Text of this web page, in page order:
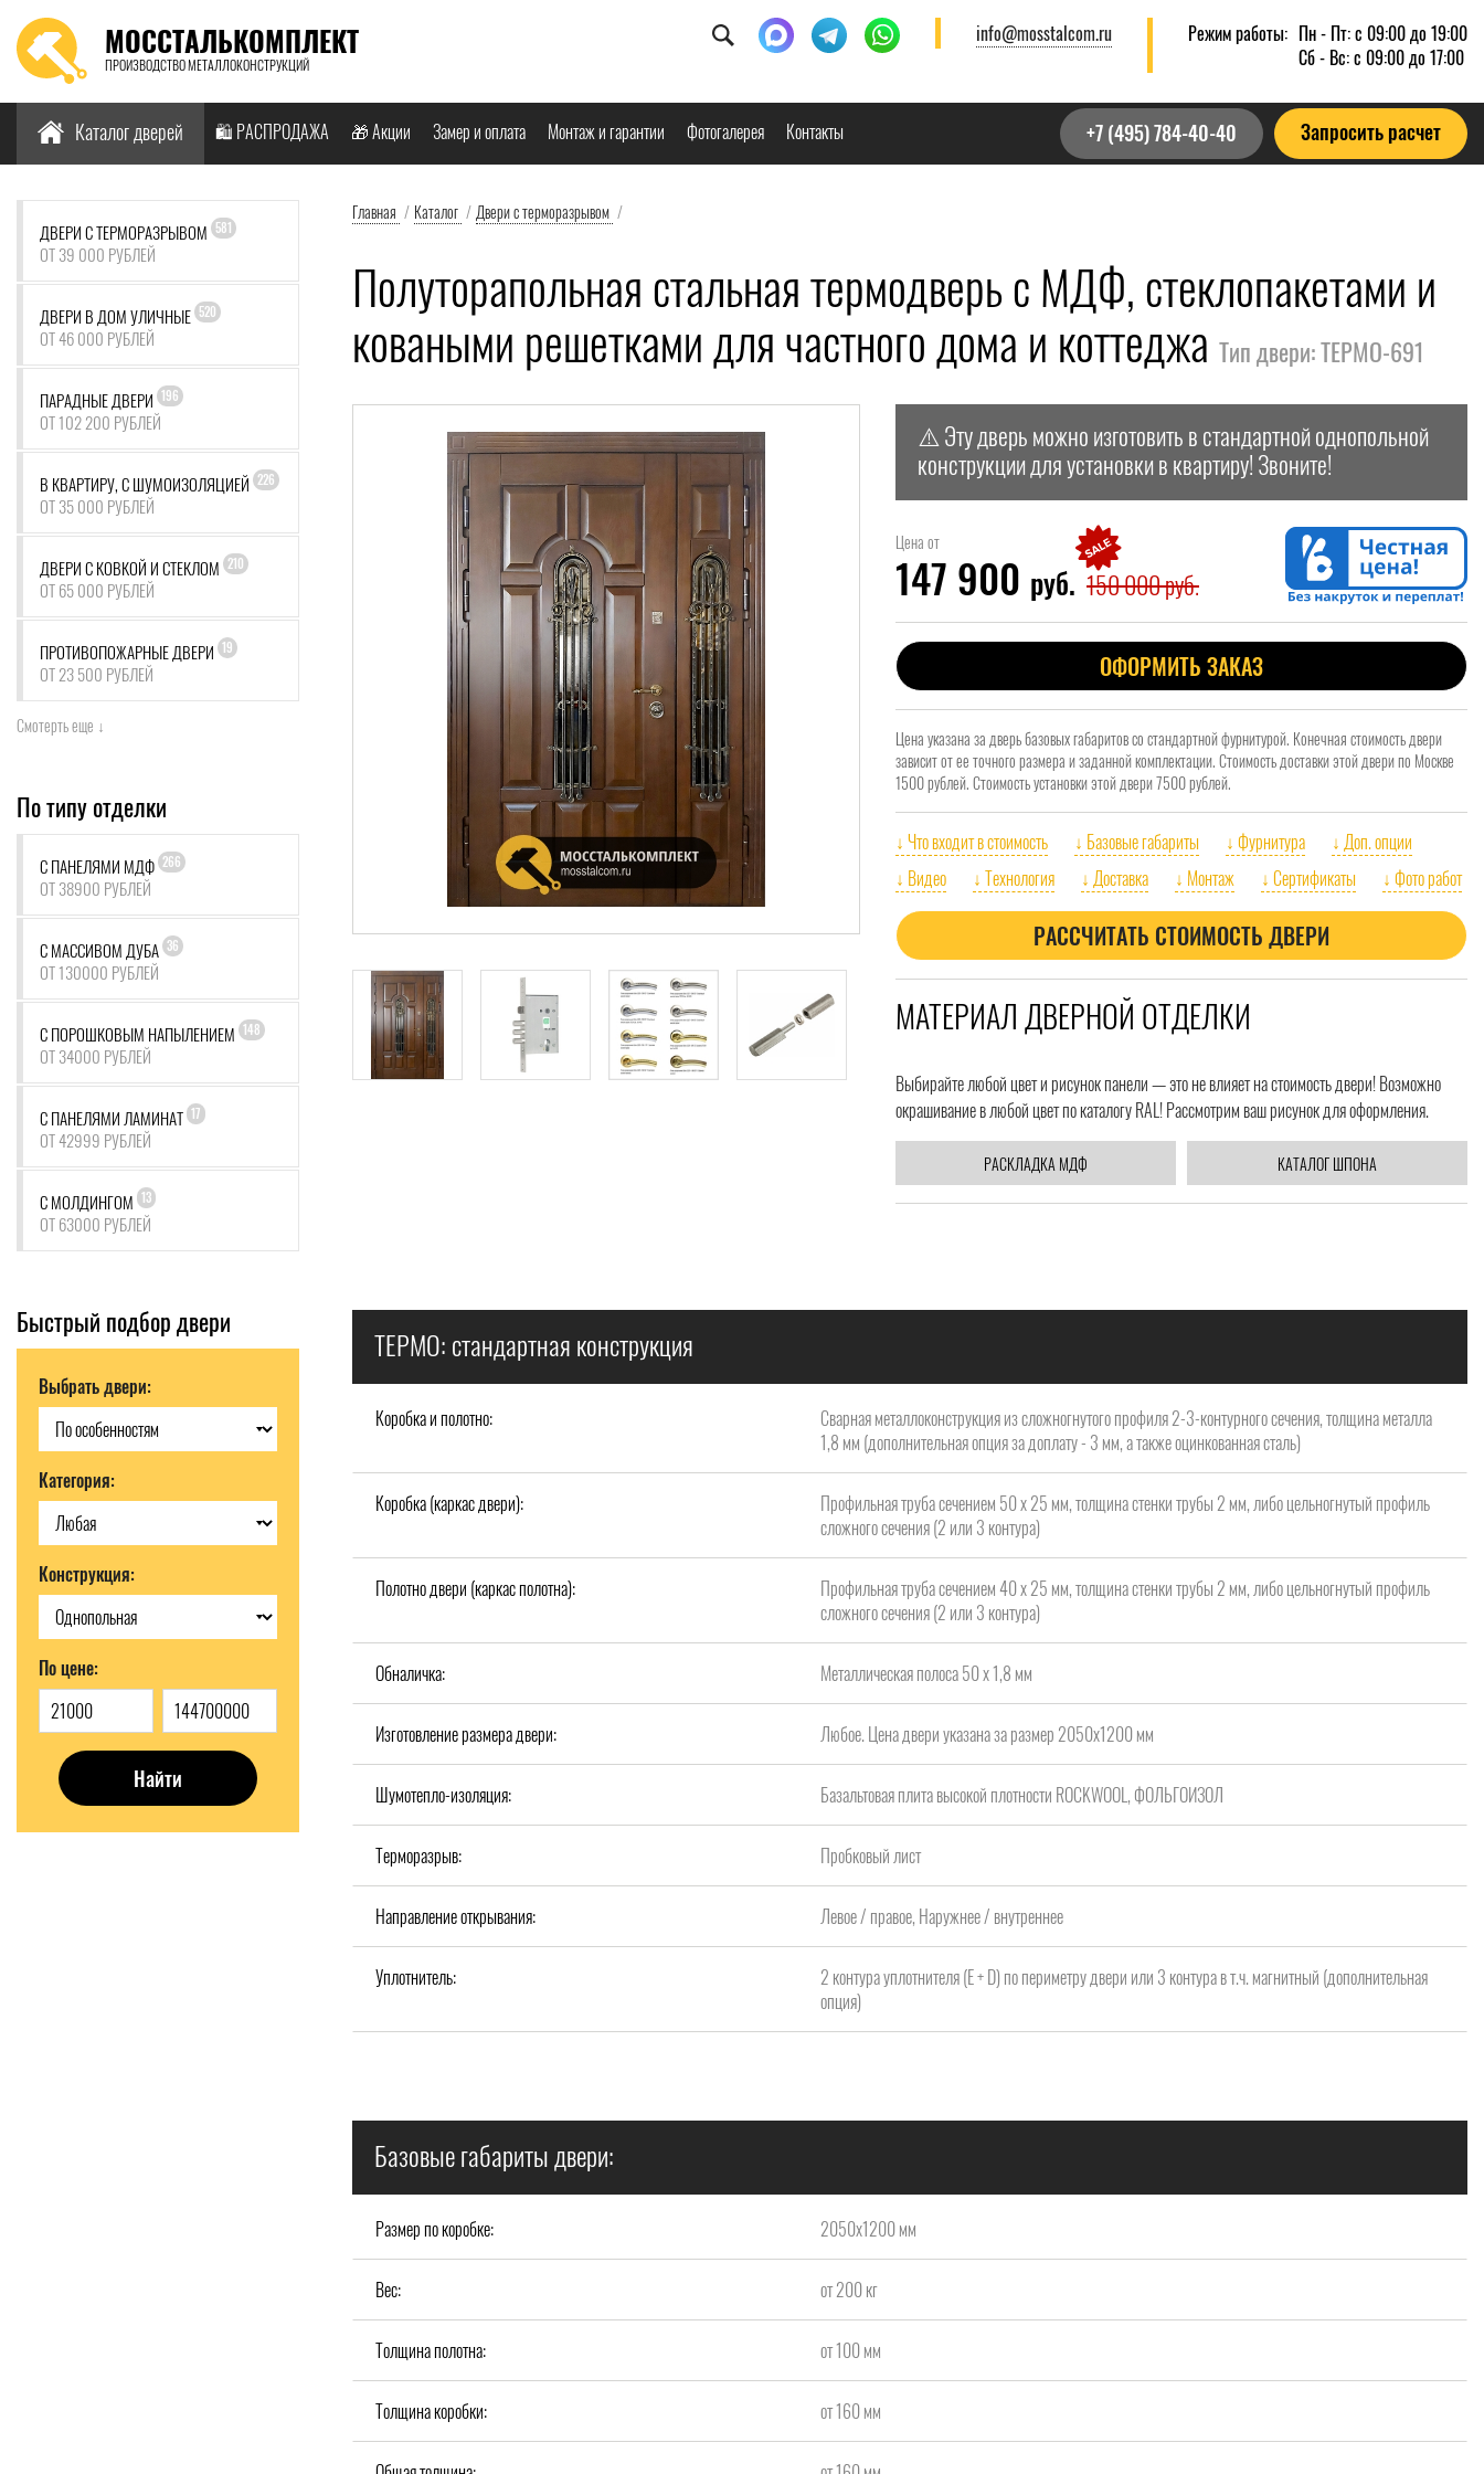
МОССТАЛЬКОМПЛЕКТ
ПРОИЗВОДСТВО МЕТАЛЛОКОНСТРУКЦИЙ
info@mosstalcom.ru Режим работы: Пн - Пт: с 09:00 до 19:00
Сб - Вс: с 09:00 до 17:00
Каталог дверей 🛍️ РАСПРОДАЖА 🎁 Акции Замер и оплата Монтаж и гарантии Фотогалерея Контакты +7 (495) 784-40-40 Запросить расчет
ДВЕРИ С ТЕРМОРАЗРЫВОМ 581
ОТ 39 000 РУБЛЕЙ
ДВЕРИ В ДОМ УЛИЧНЫЕ 520
ОТ 46 000 РУБЛЕЙ
ПАРАДНЫЕ ДВЕРИ 196
ОТ 102 200 РУБЛЕЙ
В КВАРТИРУ, С ШУМОИЗОЛЯЦИЕЙ 226
ОТ 35 000 РУБЛЕЙ
ДВЕРИ С КОВКОЙ И СТЕКЛОМ 210
ОТ 65 000 РУБЛЕЙ
ПРОТИВОПОЖАРНЫЕ ДВЕРИ 19
ОТ 23 500 РУБЛЕЙ
Смотерть еще ↓
По типу отделки
С ПАНЕЛЯМИ МДФ 266
ОТ 38900 РУБЛЕЙ
С МАССИВОМ ДУБА 36
ОТ 130000 РУБЛЕЙ
С ПОРОШКОВЫМ НАПЫЛЕНИЕМ 148
ОТ 34000 РУБЛЕЙ
С ПАНЕЛЯМИ ЛАМИНАТ 17
ОТ 42999 РУБЛЕЙ
С МОЛДИНГОМ 13
ОТ 63000 РУБЛЕЙ
Быстрый подбор двери
Выбрать двери:
Категория:
Конструкция:
По цене:
Найти
Главная / Каталог / Двери с терморазрывом /
Полуторапольная стальная термодверь с МДФ, стеклопакетами и
коваными решетками для частного дома и коттеджа Тип двери: ТЕРМО-691
⚠️ Эту дверь можно изготовить в стандартной однопольной
конструкции для установки в квартиру! Звоните!
Цена от
147 900 руб. 150 000 руб.
ОФОРМИТЬ ЗАКАЗ
Цена указана за дверь базовых габаритов со стандартной фурнитурой. Конечная стоимость двери
зависит от ее точного размера и заданной комплектации. Стоимость доставки этой двери по Москве
1500 рублей. Стоимость установки этой двери 7500 рублей.
↓ Что входит в стоимость ↓ Базовые габариты ↓ Фурнитура
↓ Доп. опции
↓ Видео
↓ Технология ↓ Доставка ↓ Монтаж ↓ Сертификаты ↓ Фото работ
РАССЧИТАТЬ СТОИМОСТЬ ДВЕРИ
МАТЕРИАЛ ДВЕРНОЙ ОТДЕЛКИ
Выбирайте любой цвет и рисунок панели — это не влияет на стоимость двери! Возможно
окрашивание в любой цвет по каталогу RAL! Рассмотрим ваш рисунок для оформления.
РАСКЛАДКА МДФ КАТАЛОГ ШПОНА
ТЕРМО: стандартная конструкция
Коробка и полотно:
Сварная металлоконструкция из сложногнутого профиля 2-3-контурного сечения, толщина металла
1,8 мм (дополнительная опция за доплату - 3 мм, а также оцинкованная сталь)
Коробка (каркас двери):
Профильная труба сечением 50 х 25 мм, толщина стенки трубы 2 мм, либо цельногнутый профиль
сложного сечения (2 или 3 контура)
Полотно двери (каркас полотна):
Профильная труба сечением 40 х 25 мм, толщина стенки трубы 2 мм, либо цельногнутый профиль
сложного сечения (2 или 3 контура)
Обналичка: Металлическая полоса 50 х 1,8 мм
Изготовление размера двери: Любое. Цена двери указана за размер 2050х1200 мм
Шумотепло-изоляция: Базальтовая плита высокой плотности ROCKWOOL, ФОЛЬГОИЗОЛ
Терморазрыв: Пробковый лист
Направление открывания: Левое / правое, Наружнее / внутреннее
Уплотнитель:
2 контура уплотнителя (Е + D) по периметру двери или 3 контура в т.ч. магнитный (дополнительная
опция)
Базовые габариты двери:
Размер по коробке: 2050х1200 мм
Вес: от 200 кг
Толщина полотна: от 100 мм
Толщина коробки: от 160 мм